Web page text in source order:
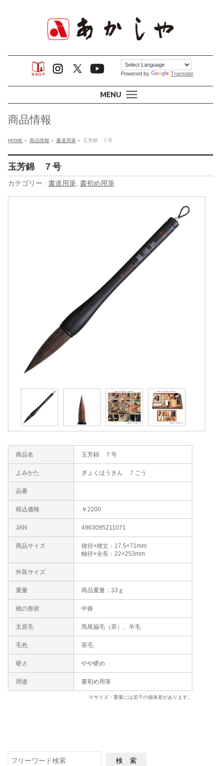
MENU
Powered by Translate
商品情報
HOME » 商品情報 » 書道用筆» 玉芳錦 ７号
玉芳錦 ７号
カテゴリー : 書道用筆, 書初め用筆
※サイズ・重量には若干の個体差があります。
商品名 玉芳錦 ７号
よみかた ぎょくほうきん ７ごう
品番
税込価格 ￥2200
JAN 4963095211071
商品サイズ
穂径×穂丈：17.5×71mm
軸径×全長：22×253mm
外装サイズ
重量 商品重量：33ｇ
穂の形状 中鋒
主原毛 馬尾脇毛（茶）、羊毛
毛色 茶毛
硬さ やや硬め
用途 書初め用筆